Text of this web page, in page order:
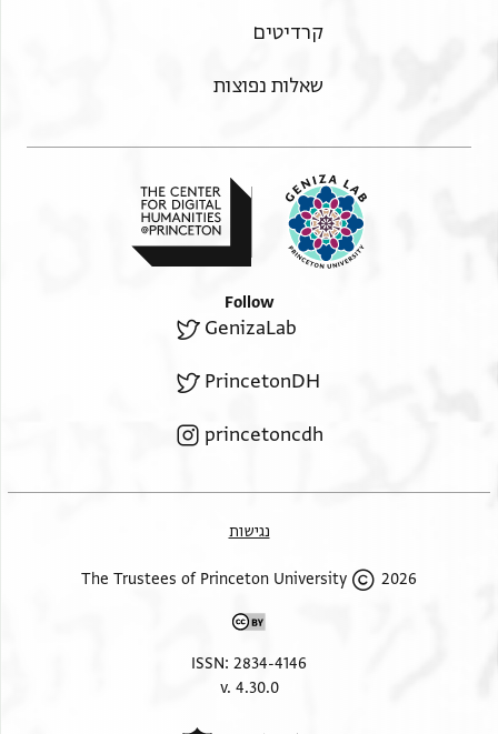
קרדיטים
שאלות נפוצות
Follow
GenizaLab
PrincetonDH
princetoncdh
נגישות
2026 The Trustees of Princeton University
ISSN: 2834-4146
v. 4.30.0